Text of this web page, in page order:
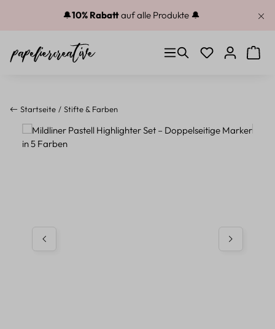
Zum Hauptinhalt springen
🔔10% Rabattauf alle Produkte 🔔
Du hast 0
Startseite Stifte & Farben
Bildergalerie überspringen